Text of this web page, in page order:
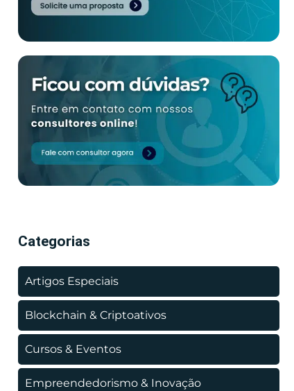
Categorias
Artigos Especiais
Blockchain & Criptoativos
Cursos & Eventos
Empreendedorismo & Inovação